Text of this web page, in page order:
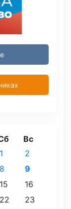
Вс
1
2
8
9
15
16
22
23